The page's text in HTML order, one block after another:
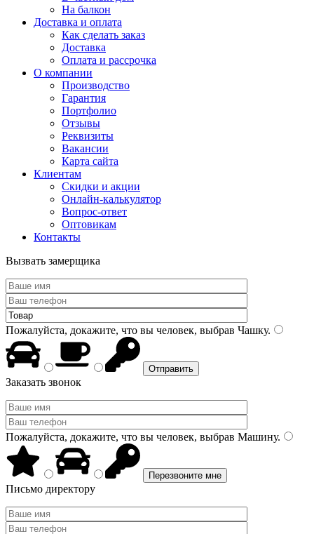
На балкон
Доставка и оплата
Как сделать заказ
Доставка
Оплата и рассрочка
О компании
Производство
Гарантия
Портфолио
Отзывы
Реквизиты
Вакансии
Карта сайта
Клиентам
Скидки и акции
Онлайн-калькулятор
Вопрос-ответ
Оптовикам
Контакты
Вызвать замерщика
Пожалуйста, докажите, что вы человек, выбрав Чашку.
Заказать звонок
Пожалуйста, докажите, что вы человек, выбрав Машину.
Письмо директору